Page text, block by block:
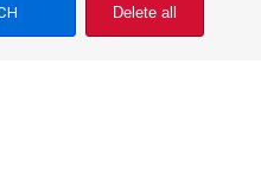
Delete all